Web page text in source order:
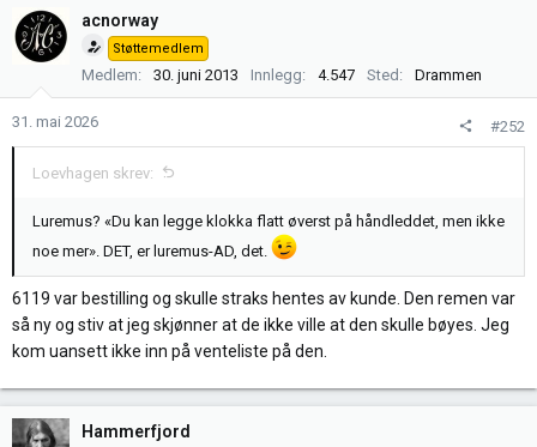
k
s
j
e
:
acnorway
Støttemedlem
Medlem 30. juni 2013 Innlegg 4.547 Sted Drammen
31. mai 2026 #252
Loevhagen skrev:
Luremus? «Du kan legge klokka flatt øverst på håndleddet, men ikke
noe mer». DET, er luremus-AD, det.
6119 var bestilling og skulle straks hentes av kunde. Den remen var
så ny og stiv at jeg skjønner at de ikke ville at den skulle bøyes. Jeg
kom uansett ikke inn på venteliste på den.
Hammerfjord